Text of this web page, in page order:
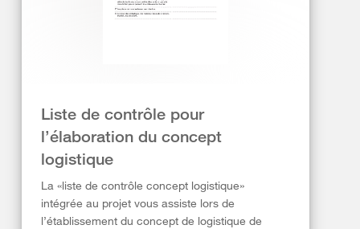
Liste de contrôle pour
l’élaboration du concept
logistique
La «liste de contrôle concept logistique»
intégrée au projet vous assiste lors de
l’établissement du concept de logistique de